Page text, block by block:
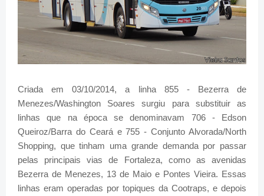
Criada em 03/10/2014, a linha 855 - Bezerra de
Menezes/Washington Soares surgiu para substituir as
linhas que na época se denominavam 706 - Edson
Queiroz/Barra do Ceará e 755 - Conjunto Alvorada/North
Shopping, que tinham uma grande demanda por passar
pelas principais vias de Fortaleza, como as avenidas
Bezerra de Menezes, 13 de Maio e Pontes Vieira. Essas
linhas eram operadas por topiques da Cootraps, e depois